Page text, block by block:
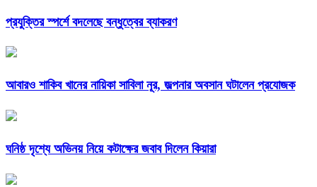
প্রযুক্তির স্পর্শে বদলেছে বন্ধুত্বের ব্যাকরণ
আবারও শাকিব খানের নায়িকা সাবিলা নূর, জল্পনার অবসান ঘটালেন প্রযোজক
ঘনিষ্ঠ দৃশ্যে অভিনয় নিয়ে কটাক্ষের জবাব দিলেন কিয়ারা